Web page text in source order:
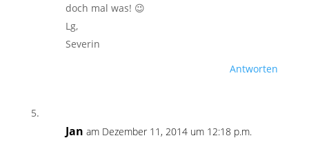
doch mal was! 😉
Lg,
Severin
Antworten
Jan am Dezember 11, 2014 um 12:18 p.m.